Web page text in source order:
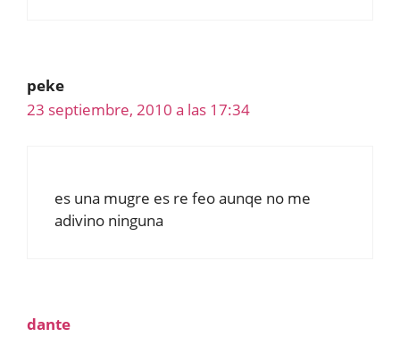
peke
23 septiembre, 2010 a las 17:34
es una mugre es re feo aunqe no me
adivino ninguna
dante